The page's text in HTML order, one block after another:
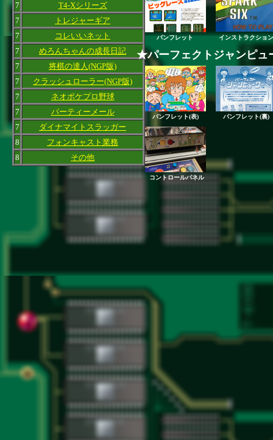
7
T4-Xシリーズ
7
トレジャーギア
7
コレいいネット
7
めろんちゃんの成長日記
7
将棋の達人(NGP版)
7
クラッシュローラー(NGP版)
7
ネオポケプロ野球
7
パーティーメール
7
ダイナマイトスラッガー
8
フォンキャスト業務
8
その他
コントロールパネル
パンフレット
★パーフェクトジャンピュ
パンフレット(表) パンフレット(裏)
インストラクション